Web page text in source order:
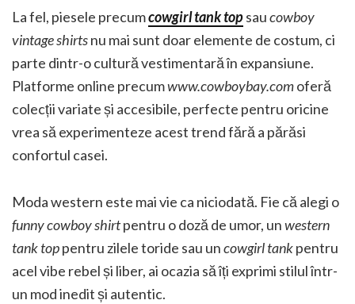
La fel, piesele precumcowgirl tank topsaucowboy
vintage shirtsnu mai sunt doar elemente de costum, ci
parte dintr-o cultură vestimentară în expansiune.
Platforme online precumwww.cowboybay.comoferă
colecții variate și accesibile, perfecte pentru oricine
vrea să experimenteze acest trend fără a părăsi
confortul casei.
Moda western este mai vie ca niciodată. Fie că alegi o
funny cowboy shirtpentru o doză de umor, unwestern
tank toppentru zilele toride sau uncowgirl tankpentru
acel vibe rebel și liber, ai ocazia să îți exprimi stilul într-
un mod inedit și autentic.